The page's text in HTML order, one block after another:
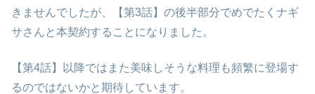
きませんでしたが、【第3話】の後半部分でめでたくナギ
サさんと本契約することになりました。
【第4話】以降ではまた美味しそうな料理も頻繁に登場す
るのではないかと期待しています。